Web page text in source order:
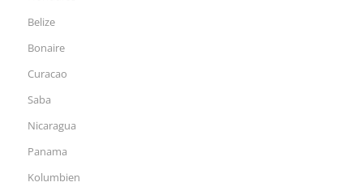
Belize
Bonaire
Curacao
Saba
Nicaragua
Panama
Kolumbien